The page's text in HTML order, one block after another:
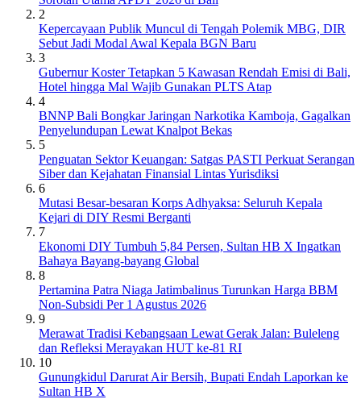
2
Kepercayaan Publik Muncul di Tengah Polemik MBG, DIR
Sebut Jadi Modal Awal Kepala BGN Baru
3
Gubernur Koster Tetapkan 5 Kawasan Rendah Emisi di Bali,
Hotel hingga Mal Wajib Gunakan PLTS Atap
4
BNNP Bali Bongkar Jaringan Narkotika Kamboja, Gagalkan
Penyelundupan Lewat Knalpot Bekas
5
Penguatan Sektor Keuangan: Satgas PASTI Perkuat Serangan
Siber dan Kejahatan Finansial Lintas Yurisdiksi
6
Mutasi Besar-besaran Korps Adhyaksa: Seluruh Kepala
Kejari di DIY Resmi Berganti
7
Ekonomi DIY Tumbuh 5,84 Persen, Sultan HB X Ingatkan
Bahaya Bayang-bayang Global
8
Pertamina Patra Niaga Jatimbalinus Turunkan Harga BBM
Non-Subsidi Per 1 Agustus 2026
9
Merawat Tradisi Kebangsaan Lewat Gerak Jalan: Buleleng
dan Refleksi Merayakan HUT ke-81 RI
10
Gunungkidul Darurat Air Bersih, Bupati Endah Laporkan ke
Sultan HB X